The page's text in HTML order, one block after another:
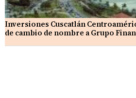
Inversiones Cuscatlán
de cambio de nombre a Grupo